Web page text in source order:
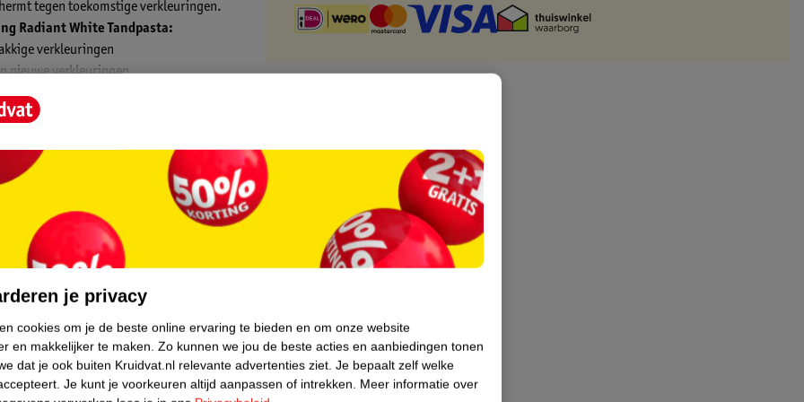
tegen toekomstige verkleuringen.
Radiant White Tandpasta:
verkleuringen
nieuwe verkleuringen
je privacy
cookies om je de beste online ervaring te bieden en om onze website
en makkelijker te maken. Zo kunnen we jou de beste acties en aanbiedingen tonen
dat je ook buiten Kruidvat.nl relevante advertenties ziet. Je bepaalt zelf welke
Je kunt je voorkeuren altijd aanpassen of intrekken. Meer informatie over